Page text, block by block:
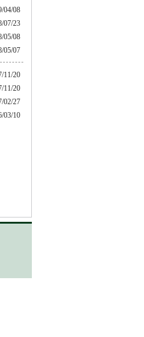
04/08
07/23
05/08
05/07
11/20
11/20
02/27
03/10